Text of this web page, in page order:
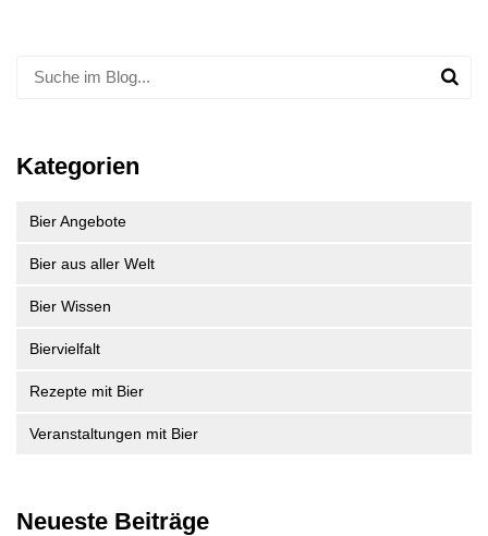
Kategorien
Bier Angebote
Bier aus aller Welt
Bier Wissen
Biervielfalt
Rezepte mit Bier
Veranstaltungen mit Bier
Neueste Beiträge